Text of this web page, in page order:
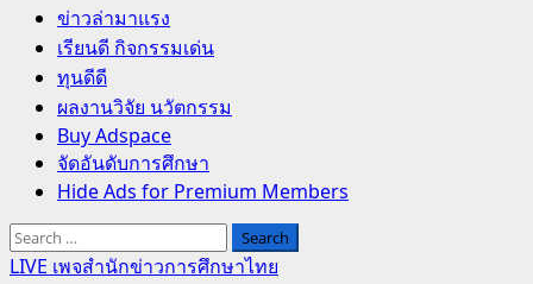
Primary
Menu
ข่าวล่ามาแรง
เรียนดี กิจกรรมเด่น
ทุนดีดี
ผลงานวิจัย นวัตกรรม
Buy Adspace
จัดอันดับการศึกษา
Hide Ads for Premium Members
Search
for:
LIVE เพจสำนักข่าวการศึกษาไทย